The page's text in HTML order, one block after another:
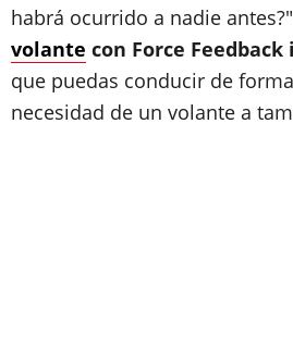
habrá ocurrido a nadie
volante con Force
que puedas conducir de
necesidad de un volante a